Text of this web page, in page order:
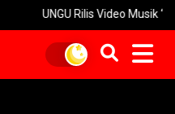
UNGU Rilis Video Musik “Utara-